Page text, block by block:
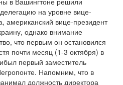
на уровне вице-
американский вице-президент
однако внимание
что первым он остановился
почти месяц (1-3 октября) в
первый заместитель
Напомним, что в
должность директора